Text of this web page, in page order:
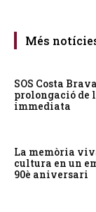
Més
SOS Costa
prolongació de
immediata
La memòria
cultura en un
90è aniversari